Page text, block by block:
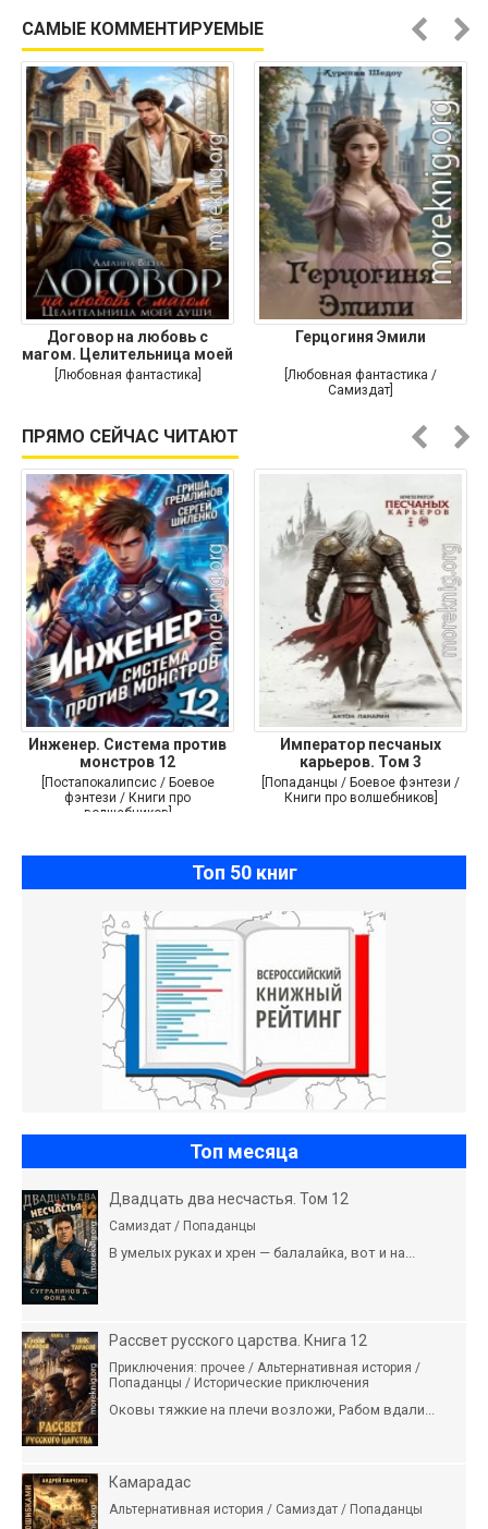
САМЫЕ КОММЕНТИРУЕМЫЕ
Договор на любовь с
магом. Целительница моей
души
[Любовная фантастика]
Герцогиня Эмили
[Любовная фантастика /
Самиздат]
ПРЯМО СЕЙЧАС ЧИТАЮТ
Инженер. Система против
монстров 12
[Постапокалипсис / Боевое
фэнтези / Книги про
волшебников]
Император песчаных
карьеров. Том 3
[Попаданцы / Боевое фэнтези /
Книги про волшебников]
Топ 50 книг
Топ месяца
Двадцать два несчастья. Том 12
Самиздат / Попаданцы
В умелых руках и хрен — балалайка, вот и на...
Рассвет русского царства. Книга 12
Приключения: прочее / Альтернативная история /
Попаданцы / Исторические приключения
Оковы тяжкие на плечи возложи, Рабом вдали...
Камарадас
Альтернативная история / Самиздат / Попаданцы